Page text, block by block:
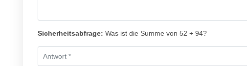
Sicherheitsabfrage: Was ist die Summe von 52 + 94?